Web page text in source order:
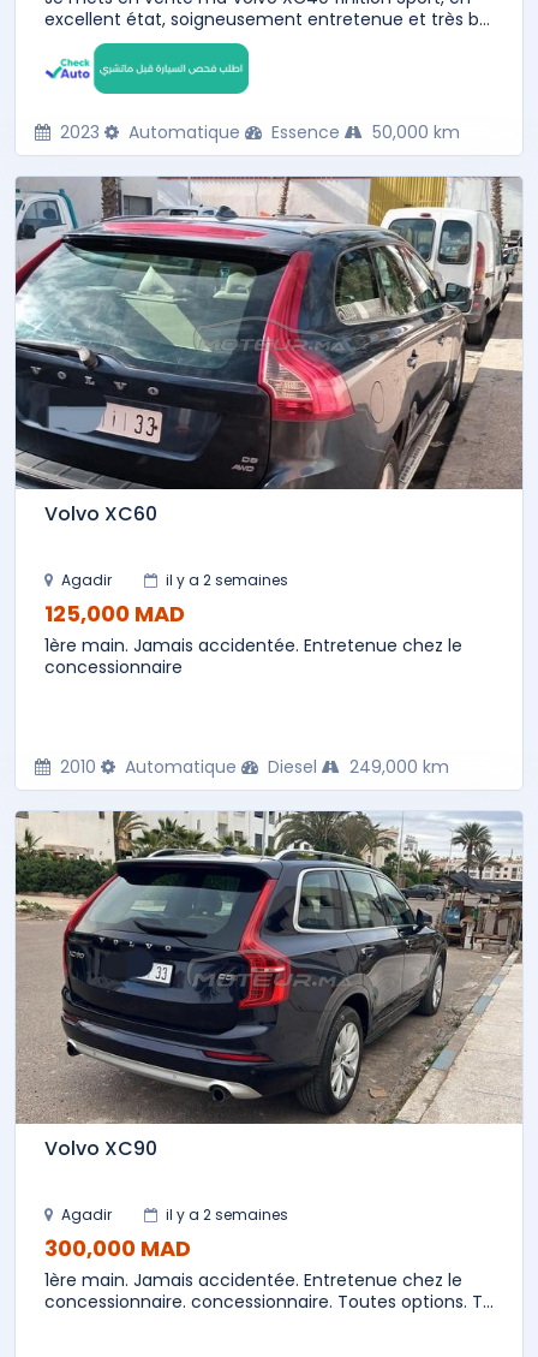
excellent état, soigneusement entretenue et très b...
2023 Automatique Essence 50,000 km
Volvo XC60
Agadir il y a 2 semaines
125,000 MAD
1ère main. Jamais accidentée. Entretenue chez le
concessionnaire
2010 Automatique Diesel 249,000 km
Volvo XC90
Agadir il y a 2 semaines
300,000 MAD
1ère main. Jamais accidentée. Entretenue chez le
concessionnaire. concessionnaire. Toutes options. T...